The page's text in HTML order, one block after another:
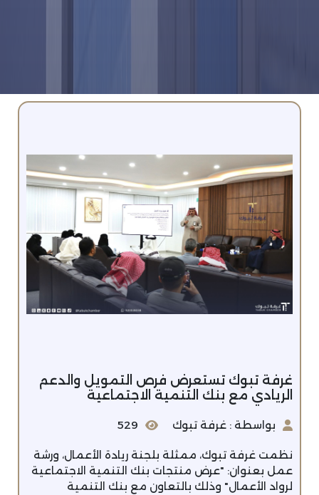
غرفة تبوك تستعرض فرص التمويل والدعم
الريادي مع بنك التنمية الاجتماعية
بواسطة : غرفة تبوك 529
نظمت غرفة تبوك، ممثلة بلجنة ريادة الأعمال، ورشة
عمل بعنوان: "عرض منتجات بنك التنمية الاجتماعية
لرواد الأعمال" وذلك بالتعاون مع بنك التنمية